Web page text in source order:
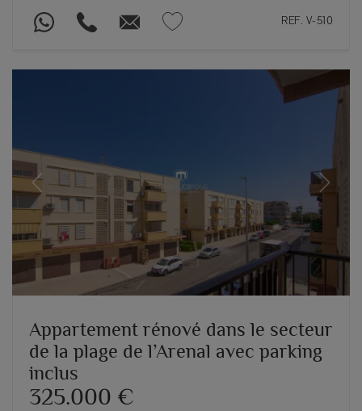
REF. V-510
Previous Next
Appartement rénové dans le secteur
de la plage de l’Arenal avec parking
inclus
325.000 €